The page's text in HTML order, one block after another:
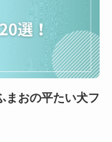
まおの平たい犬フ